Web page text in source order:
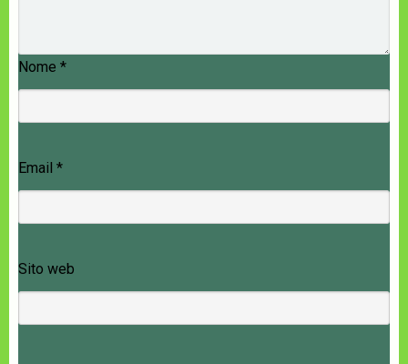
Nome *
Email *
Sito web